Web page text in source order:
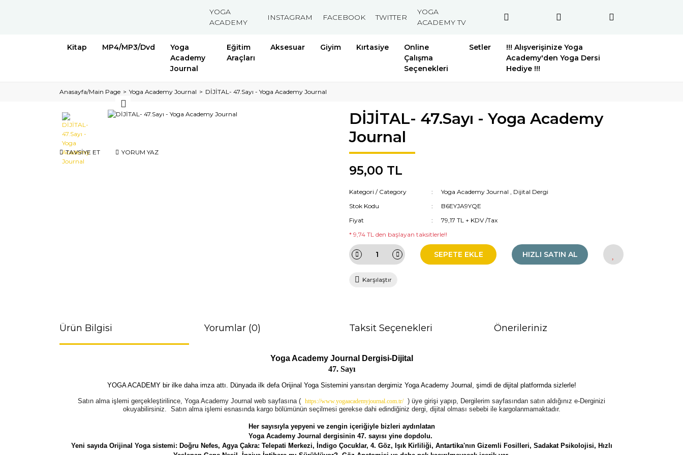
YOGA
ACADEMY
INSTAGRAM FACEBOOK TWITTER
YOGA
ACADEMY TV
Kitap MP4/MP3/Dvd
Yoga
Academy
Journal
Eğitim
Araçları
Aksesuar Giyim Kırtasiye
Online
Çalışma
Seçenekleri
Setler
!!! Alışverişinize Yoga
Academy'den Yoga Dersi
Hediye !!!
Anasayfa/Main Page Yoga Academy Journal DİJİTAL- 47.Sayı - Yoga Academy Journal
TAVSİYE ET YORUM YAZ
DİJİTAL- 47.Sayı - Yoga Academy
Journal
95,00 TL
Kategori / Category Yoga Academy Journal , Dijital Dergi
Stok Kodu
B6EYJA9YQE
Fiyat
79,17 TL + KDV /Tax
* 9,74 TL den başlayan taksitlerle!!
SEPETE EKLE HIZLI SATIN AL
Karşılaştır
Ürün Bilgisi Yorumlar (0) Taksit Seçenekleri Önerileriniz
Yoga Academy Journal Dergisi-Dijital
47. Sayı
YOGA ACADEMY bir ilke daha imza attı. Dünyada ilk defa Orijinal Yoga Sistemini yansıtan dergimiz Yoga Academy Journal, şimdi de dijital platformda sizlerle!
Satın alma işlemi gerçekleştirilince, Yoga Academy Journal web sayfasına ( https://www.yogaacademyjournal.com.tr/ ) üye girişi yapıp, Dergilerim sayfasından satın aldığınız e-Derginizi
okuyabilirsiniz. Satın alma işlemi esnasında kargo bölümünün seçilmesi gerekse dahi edindiğiniz dergi, dijital olması sebebi ile kargolanmamaktadır.
Her sayısıyla yepyeni ve zengin içeriğiyle bizleri aydınlatan
Yoga Academy Journal dergisinin 47. sayısı yine dopdolu.
Yeni sayıda Orijinal Yoga sistemi: Doğru Nefes, Agya Çakra: Telepati Merkezi, İndigo Çocuklar, 4. Göz, Işık Kirliliği, Antartika'nın Gizemli Fosilleri, Sadakat Psikolojisi, Hızlı